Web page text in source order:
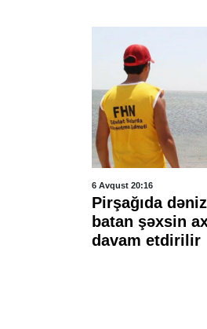
6 Avqust 20:16
Pirşağıda
batan şəxsin
davam etdirilir